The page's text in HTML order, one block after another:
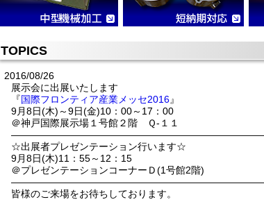
TOPICS
2016/08/26
展示会に出展いたします
『国際フロンティア産業メッセ2016』
9月8日(木)～9日(金)10：00～17：00
＠神戸国際展示場１号館２階 Ｑ-１１
☆出展者プレゼンテーション行います☆
9月8日(木)11：55～12：15
＠プレゼンテーションコーナーＤ(1号館2階)
皆様のご来場をお待ちしております。